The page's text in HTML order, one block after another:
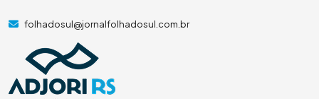
folhadosul@jornalfolhadosul.com.br